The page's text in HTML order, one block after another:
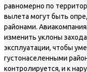
равномерно по
вылета могут быть
районами.
изменить уклоны
эксплуатации, чтобы
густонаселенными
контролируется, и к